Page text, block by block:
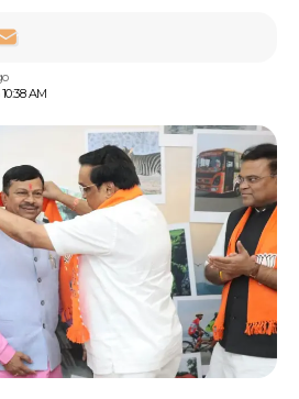
AM